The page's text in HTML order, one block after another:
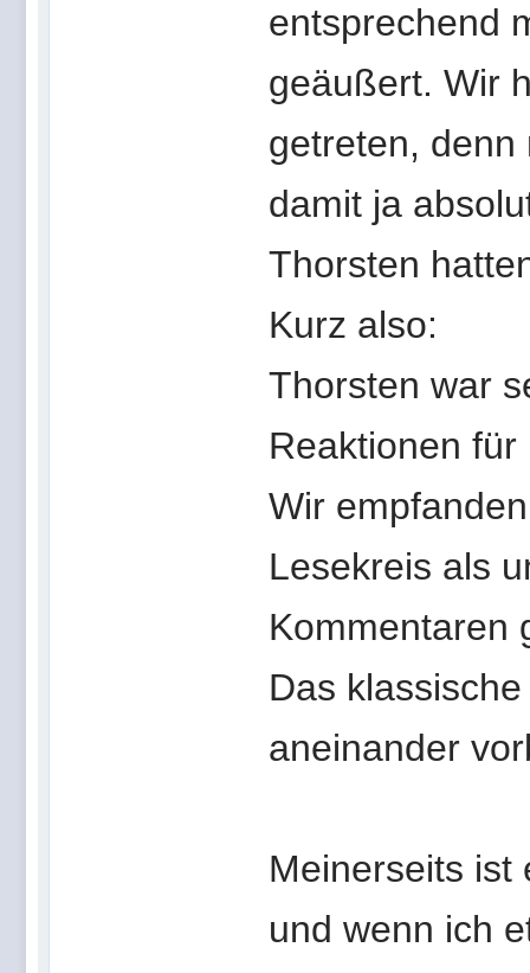
entsprechend
geäußert. Wir
getreten, denn
damit ja
Thorsten
Kurz also:
Thorsten war
Reaktionen für
Wir
Lesekreis als
Kommentaren
Das
aneinander
Meinerseits ist
und wenn ich